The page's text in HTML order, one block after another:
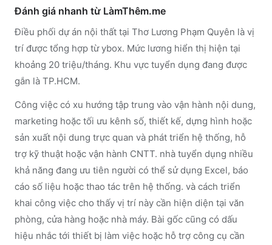
Đánh giá nhanh từ LàmThêm.me
Điều phối dự án nội thất tại Thơ Lương Phạm Quyên là vị
trí được tổng hợp từ ybox. Mức lương hiển thị hiện tại
khoảng 20 triệu/tháng. Khu vực tuyển dụng đang được
gắn là TP.HCM.
Công việc có xu hướng tập trung vào vận hành nội dung,
marketing hoặc tối ưu kênh số, thiết kế, dựng hình hoặc
sản xuất nội dung trực quan và phát triển hệ thống, hỗ
trợ kỹ thuật hoặc vận hành CNTT. nhà tuyển dụng nhiều
khả năng đang ưu tiên người có thể sử dụng Excel, báo
cáo số liệu hoặc thao tác trên hệ thống. và cách triển
khai công việc cho thấy vị trí này cần hiện diện tại văn
phòng, cửa hàng hoặc nhà máy. Bài gốc cũng có dấu
hiệu nhắc tới thiết bị làm việc hoặc hỗ trợ công cụ cần